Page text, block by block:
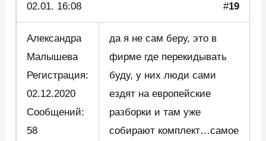
02.01. 16:08 #19
Александра
Малышева
Регистрация:
02.12.2020
Сообщений:
58
да я не сам беру, это в
фирме где перекидывать
буду, у них люди сами
ездят на европейские
разборки и там уже
собирают комплект…самое